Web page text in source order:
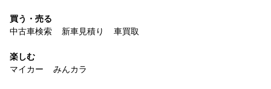
買う・売る
中古車検索
新車見積り 車買取
楽しむ
マイカー
みんカラ